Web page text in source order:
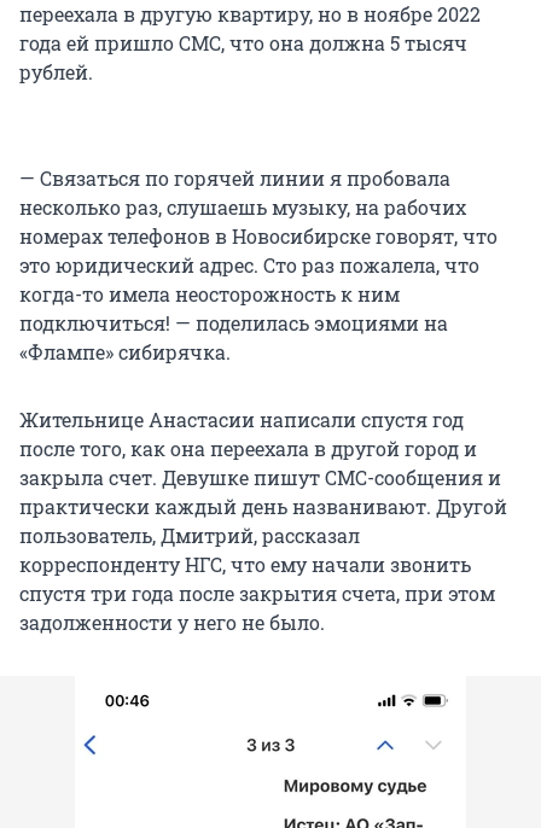
переехала в другую квартиру, но в ноябре 2022
года ей пришло СМС, что она должна 5 тысяч
рублей.
— Связаться по горячей линии я пробовала
несколько раз, слушаешь музыку, на рабочих
номерах телефонов в Новосибирске говорят, что
это юридический адрес. Сто раз пожалела, что
когда-то имела неосторожность к ним
подключиться! — поделилась эмоциями на
«Флампе» сибирячка.
Жительнице Анастасии написали спустя год
после того, как она переехала в другой город и
закрыла счет. Девушке пишут СМС-сообщения и
практически каждый день названивают. Другой
пользователь, Дмитрий, рассказал
корреспонденту НГС, что ему начали звонить
спустя три года после закрытия счета, при этом
задолженности у него не было.